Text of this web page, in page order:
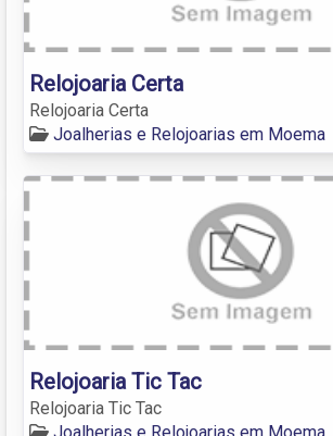
Relojoaria Certa
Relojoaria Certa
Joalherias e Relojoarias em Moema
Relojoaria Tic Tac
Relojoaria Tic Tac
Joalherias e Relojoarias em Moema